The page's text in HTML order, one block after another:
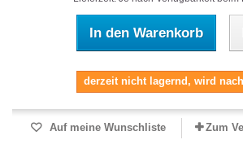
In den Warenkorb
derzeit nicht lagernd, wird
Auf meine Wunschliste Zum